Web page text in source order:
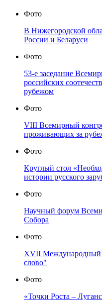
Фото
В Нижегородской
России и Беларуси
Фото
53-е заседание
российских
рубежом
Фото
VIII Всемирный
проживающих за
Фото
Круглый стол
истории русского
Фото
Научный форум
Собора
Фото
XVII Международный
слово"
Фото
«Точки Роста –